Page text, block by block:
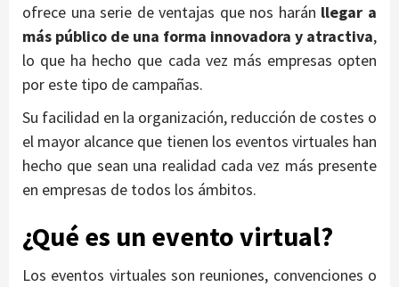
ofrece una serie de ventajas que nos harán llegar a
más público de una forma innovadora y atractiva,
lo que ha hecho que cada vez más empresas opten
por este tipo de campañas.
Su facilidad en la organización, reducción de costes o
el mayor alcance que tienen los eventos virtuales han
hecho que sean una realidad cada vez más presente
en empresas de todos los ámbitos.
¿Qué es un evento virtual?
Los eventos virtuales son reuniones, convenciones o